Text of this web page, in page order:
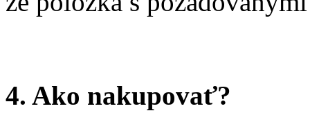
4. Ako nakupovať?